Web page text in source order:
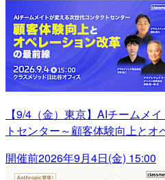
【9/4（金）東京】AIチームメ
トセンター～顧客体験向上と
開催前2026年9月4日(金) 15:00